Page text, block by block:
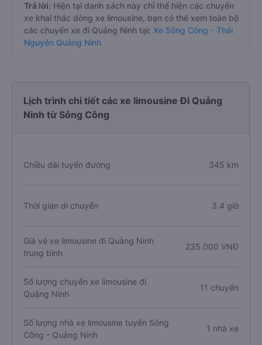
Trả lời: Hiện tại danh sách này chỉ thể hiện các chuyến
xe khai thác dòng xe limousine, bạn có thể xem toàn bộ
các chuyến xe đi Quảng Ninh tại: Xe Sông Công - Thái
Nguyên Quảng Ninh
Lịch trình chi tiết các xe limousine Đi Quảng
Ninh từ Sông Công
Chiều dài tuyến đường 345 km
Thời gian di chuyển 3.4 giờ
Giá vé xe limousine đi Quảng Ninh
trung bình
235.000 VNĐ
Số lượng chuyến xe limousine đi
Quảng Ninh
11 chuyến
Số lượng nhà xe limousine tuyến Sông
Công - Quảng Ninh
1 nhà xe